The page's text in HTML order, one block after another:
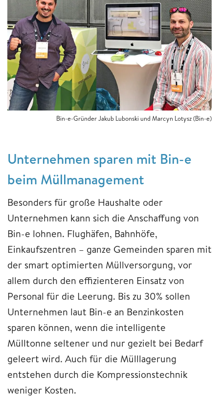
Bin-e-Gründer Jakub Lubonski und Marcyn Lotysz (Bin-e)
Unternehmen sparen mit Bin-e
beim Müllmanagement
Besonders für große Haushalte oder
Unternehmen kann sich die Anschaffung von
Bin-e lohnen. Flughäfen, Bahnhöfe,
Einkaufszentren – ganze Gemeinden sparen mit
der smart optimierten Müllversorgung, vor
allem durch den effizienteren Einsatz von
Personal für die Leerung. Bis zu 30% sollen
Unternehmen laut Bin-e an Benzinkosten
sparen können, wenn die intelligente
Mülltonne seltener und nur gezielt bei Bedarf
geleert wird. Auch für die Mülllagerung
entstehen durch die Kompressionstechnik
weniger Kosten.